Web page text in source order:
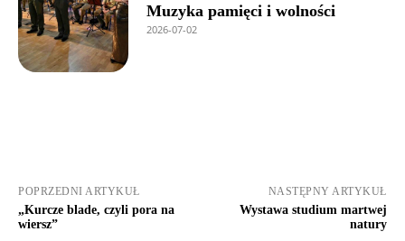
Muzyka pamięci i wolności
2026-07-02
POPRZEDNI ARTYKUŁ
„Kurcze blade, czyli pora na
wiersz”
NASTĘPNY ARTYKUŁ
Wystawa studium martwej
natury